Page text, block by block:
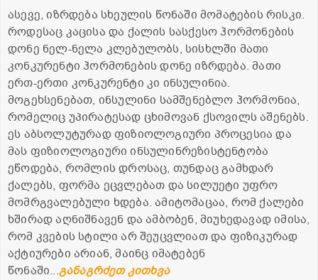
ასევე, იზრდება სხეულის წონაში მომატების რისკი.
როდესაც კაცისა და ქალის სასქესო ჰორმონების
დონე ნელ-ნელა კლებულობს, სისხლში მათი
კონკურენტი ჰორმონების დონე იზრდება. მათი
ერთ-ერთი კონკურენტი კი ინსულინია.
მოგეხსენებათ, ინსულინი სამშენებლო ჰორმონია,
რომელიც უპირატესად ცხიმოვან ქსოვილს აშენებს.
ეს აბსოლუტურად ფიზიოლოგიური პროცესია და
მას ფიზიოლოგიური ინსულინრეზისტენტობა
ეწოდება, რომლის დროსაც, თუნდაც გამხდარ
ქალებს, ფორმა ეცვლებათ და სილუეტი უფრო
მომრგვალებული ხდება. ამიტომაცაა, რომ ქალები
ხშირად აღნიშნავენ და ამბობენ, მიუხედავად იმისა,
რომ კვების სტილი არ შეუცვლიათ და ფიზიკურად
აქტიურები არიან, მაინც იმატებენ
წონაში...განაგრძეთ კითხვა